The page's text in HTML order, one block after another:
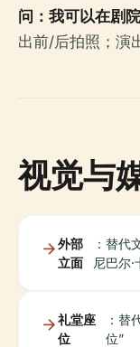
问：我可以在剧
出前/后拍照；演
视觉与
外部
立面
：替代
尼巴尔
礼堂座
位
：替
位”